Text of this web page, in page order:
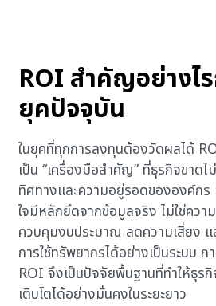
ROI สำคัญอย่างไ
ยุคปัจจุบัน
ในยุคที่ทุกการลงทุนต้องวัดผลได้
เป็น “เครื่องมือสำคัญ” ที่ธุรกิจขาดไ
ทิศทางและความอยู่รอดขององค์กร
ใจมีหลักยึดจากข้อมูลจริง ไม่ใช่ควา
ควบคุมงบประมาณ ลดความเสี่ยง แ
การใช้ทรัพยากรได้อย่างเป็นระบบ
ROI จึงเป็นปัจจัยพื้นฐานที่ทำให้ธุร
เติบโตได้อย่างมั่นคงในระยะยาว